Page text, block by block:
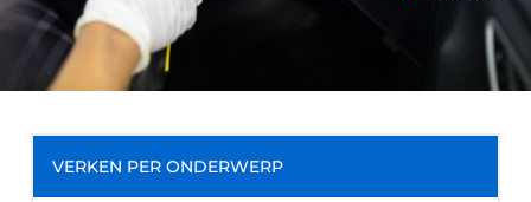
VERKEN PER ONDERWERP